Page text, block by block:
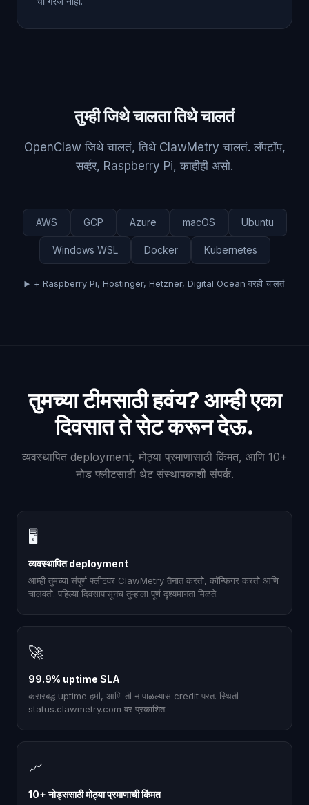
तुम्ही जिथे चालता तिथे चालतं
OpenClaw जिथे चालतं, तिथे ClawMetry चालतं. लॅपटॉप,
सर्व्हर, Raspberry Pi, काहीही असो.
AWS GCP Azure macOS Ubuntu
Windows WSL Docker Kubernetes
+ Raspberry Pi, Hostinger, Hetzner, Digital Ocean वरही चालतं
तुमच्या टीमसाठी हवंय? आम्ही एका
दिवसात ते सेट करून देऊ.
व्यवस्थापित deployment, मोठ्या प्रमाणासाठी किंमत, आणि 10+
नोड फ्लीटसाठी थेट संस्थापकाशी संपर्क.
🖥
व्यवस्थापित deployment
आम्ही तुमच्या संपूर्ण फ्लीटवर ClawMetry तैनात करतो, कॉन्फिगर करतो आणि
चालवतो. पहिल्या दिवसापासूनच तुम्हाला पूर्ण दृश्यमानता मिळते.
🚀
99.9% uptime SLA
करारबद्ध uptime हमी, आणि ती न पाळल्यास credit परत. स्थिती
status.clawmetry.com वर प्रकाशित.
📈
10+ नोड्ससाठी मोठ्या प्रमाणाची किंमत